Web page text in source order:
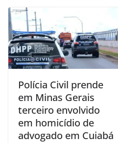
Polícia Civil prende
em Minas Gerais
terceiro envolvido
em homicídio de
advogado em Cuiabá